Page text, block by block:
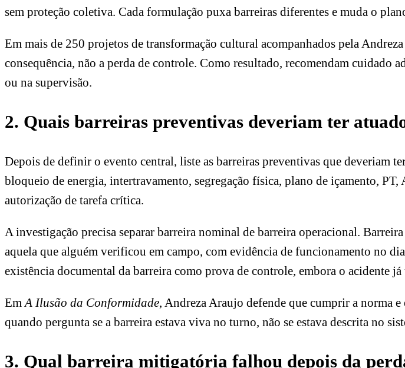
sem proteção coletiva. Cada formulação puxa barreiras diferentes e muda o
Em mais de 250 projetos de transformação cultural acompanhados pela
consequência, não a perda de controle. Como resultado, recomendam
ou na supervisão.
2. Quais barreiras preventivas deveriam ter
Depois de definir o evento central, liste as barreiras preventivas que deveriam
bloqueio de energia, intertravamento, segregação física, plano de içamento,
autorização de tarefa crítica.
A investigação precisa separar barreira nominal de barreira operacional.
aquela que alguém verificou em campo, com evidência de funcionamento no
existência documental da barreira como prova de controle, embora o acidente
Em A Ilusão da Conformidade, Andreza Araujo defende que cumprir a norma e
quando pergunta se a barreira estava viva no turno, não se estava descrita no
3. Qual barreira mitigatória falhou depois da